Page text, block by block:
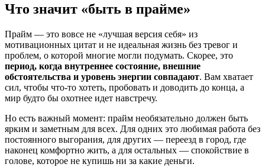
Что значит «быть в прайме»
Прайм — это вовсе не «лучшая версия себя» из
мотивационных цитат и не идеальная жизнь без тревог и
проблем, о которой многие могли подумать. Скорее, это
период, когда внутреннее состояние, внешние
обстоятельства и уровень энергии совпадают. Вам хватает
сил, чтобы что-то хотеть, пробовать и доводить до конца, а
мир будто бы охотнее идет навстречу.
Но есть важный момент: прайм необязательно должен быть
ярким и заметным для всех. Для одних это любимая работа без
постоянного выгорания, для других — переезд в город, где
наконец комфортно жить, а для остальных — спокойствие в
голове, которое не купишь ни за какие деньги.